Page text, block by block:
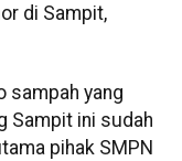
di Sampit,
sampah yang
Sampit ini sudah
pihak SMPN